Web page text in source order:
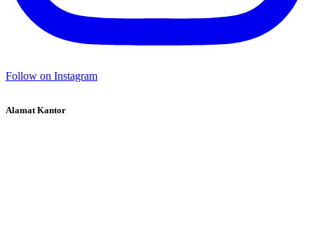
Follow on Instagram
Alamat Kantor